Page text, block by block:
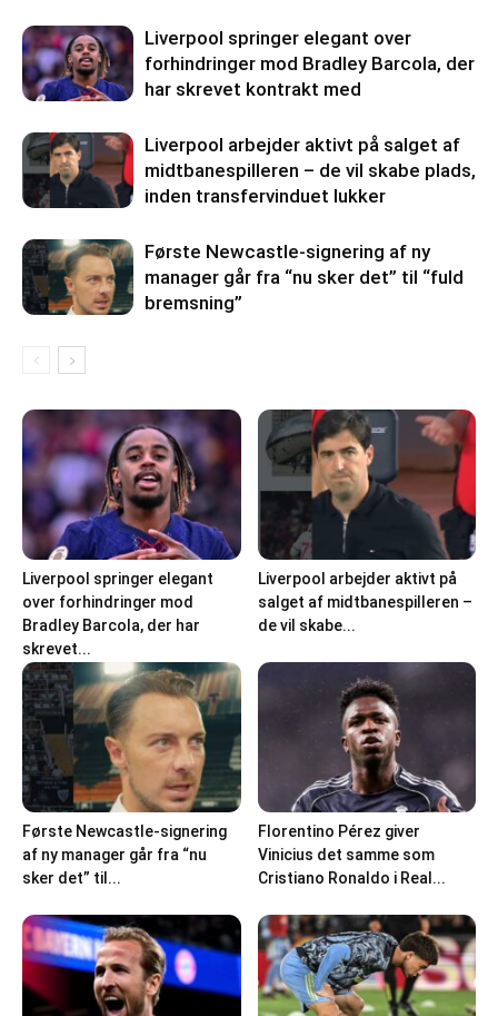
Liverpool springer elegant over
forhindringer mod Bradley Barcola, der
har skrevet kontrakt med
Liverpool arbejder aktivt på salget af
midtbanespilleren – de vil skabe plads,
inden transfervinduet lukker
Første Newcastle-signering af ny
manager går fra “nu sker det” til “fuld
bremsning”
Liverpool springer elegant
over forhindringer mod
Bradley Barcola, der har
skrevet...
Liverpool arbejder aktivt på
salget af midtbanespilleren –
de vil skabe...
Første Newcastle-signering
af ny manager går fra “nu
sker det” til...
Florentino Pérez giver
Vinicius det samme som
Cristiano Ronaldo i Real...